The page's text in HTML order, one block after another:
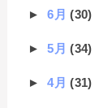
►6月(30)
►5月(34)
►4月(31)